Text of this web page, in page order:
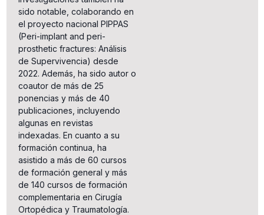
sido notable, colaborando en
el proyecto nacional PIPPAS
(Peri-implant and peri-
prosthetic fractures: Análisis
de Supervivencia) desde
2022. Además, ha sido autor o
coautor de más de 25
ponencias y más de 40
publicaciones, incluyendo
algunas en revistas
indexadas. En cuanto a su
formación continua, ha
asistido a más de 60 cursos
de formación general y más
de 140 cursos de formación
complementaria en Cirugía
Ortopédica y Traumatología.